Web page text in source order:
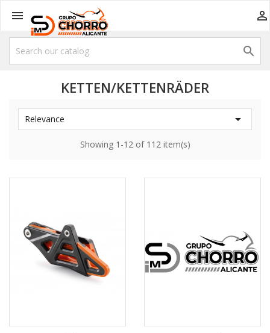
 

KETTEN/KETTENRÄDER
Relevance 
Showing 1-12 of 112 item(s)